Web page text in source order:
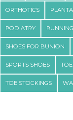
ORTHOTICS
PODIATRY RUNNING
SHOES FOR BUNION
SPORTS SHOES
TOE STOCKINGS